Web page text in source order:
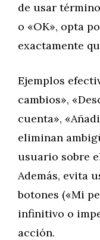
de usar
o «OK», opta
exactamente
Ejemplos
cambios»,
cuenta»,
eliminan
usuario sobre
Además, evita
botones («Mi
infinitivo o
acción.